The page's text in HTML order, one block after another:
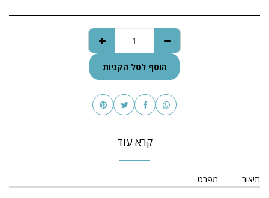
הוסף לסל הקניות
קרא עוד
תיאור מפרט